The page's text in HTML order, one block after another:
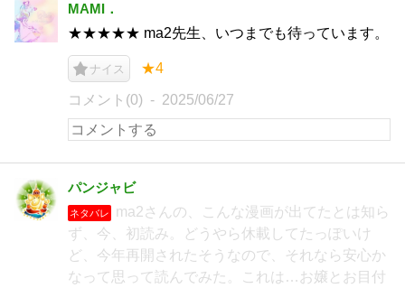
MAMI．
★★★★★ ma2先生、いつまでも待っています。
ナイス ★4
コメント(0) 2025/06/27
パンジャビ
ネタバレ
ma2さんの、こんな漫画が出てたとは知ら
ず、今、初読み。どうやら休載してたっぽいけ
ど、今年再開されたそうなので、それなら安心か
なって思って読んでみた。これは…お嬢とお目付